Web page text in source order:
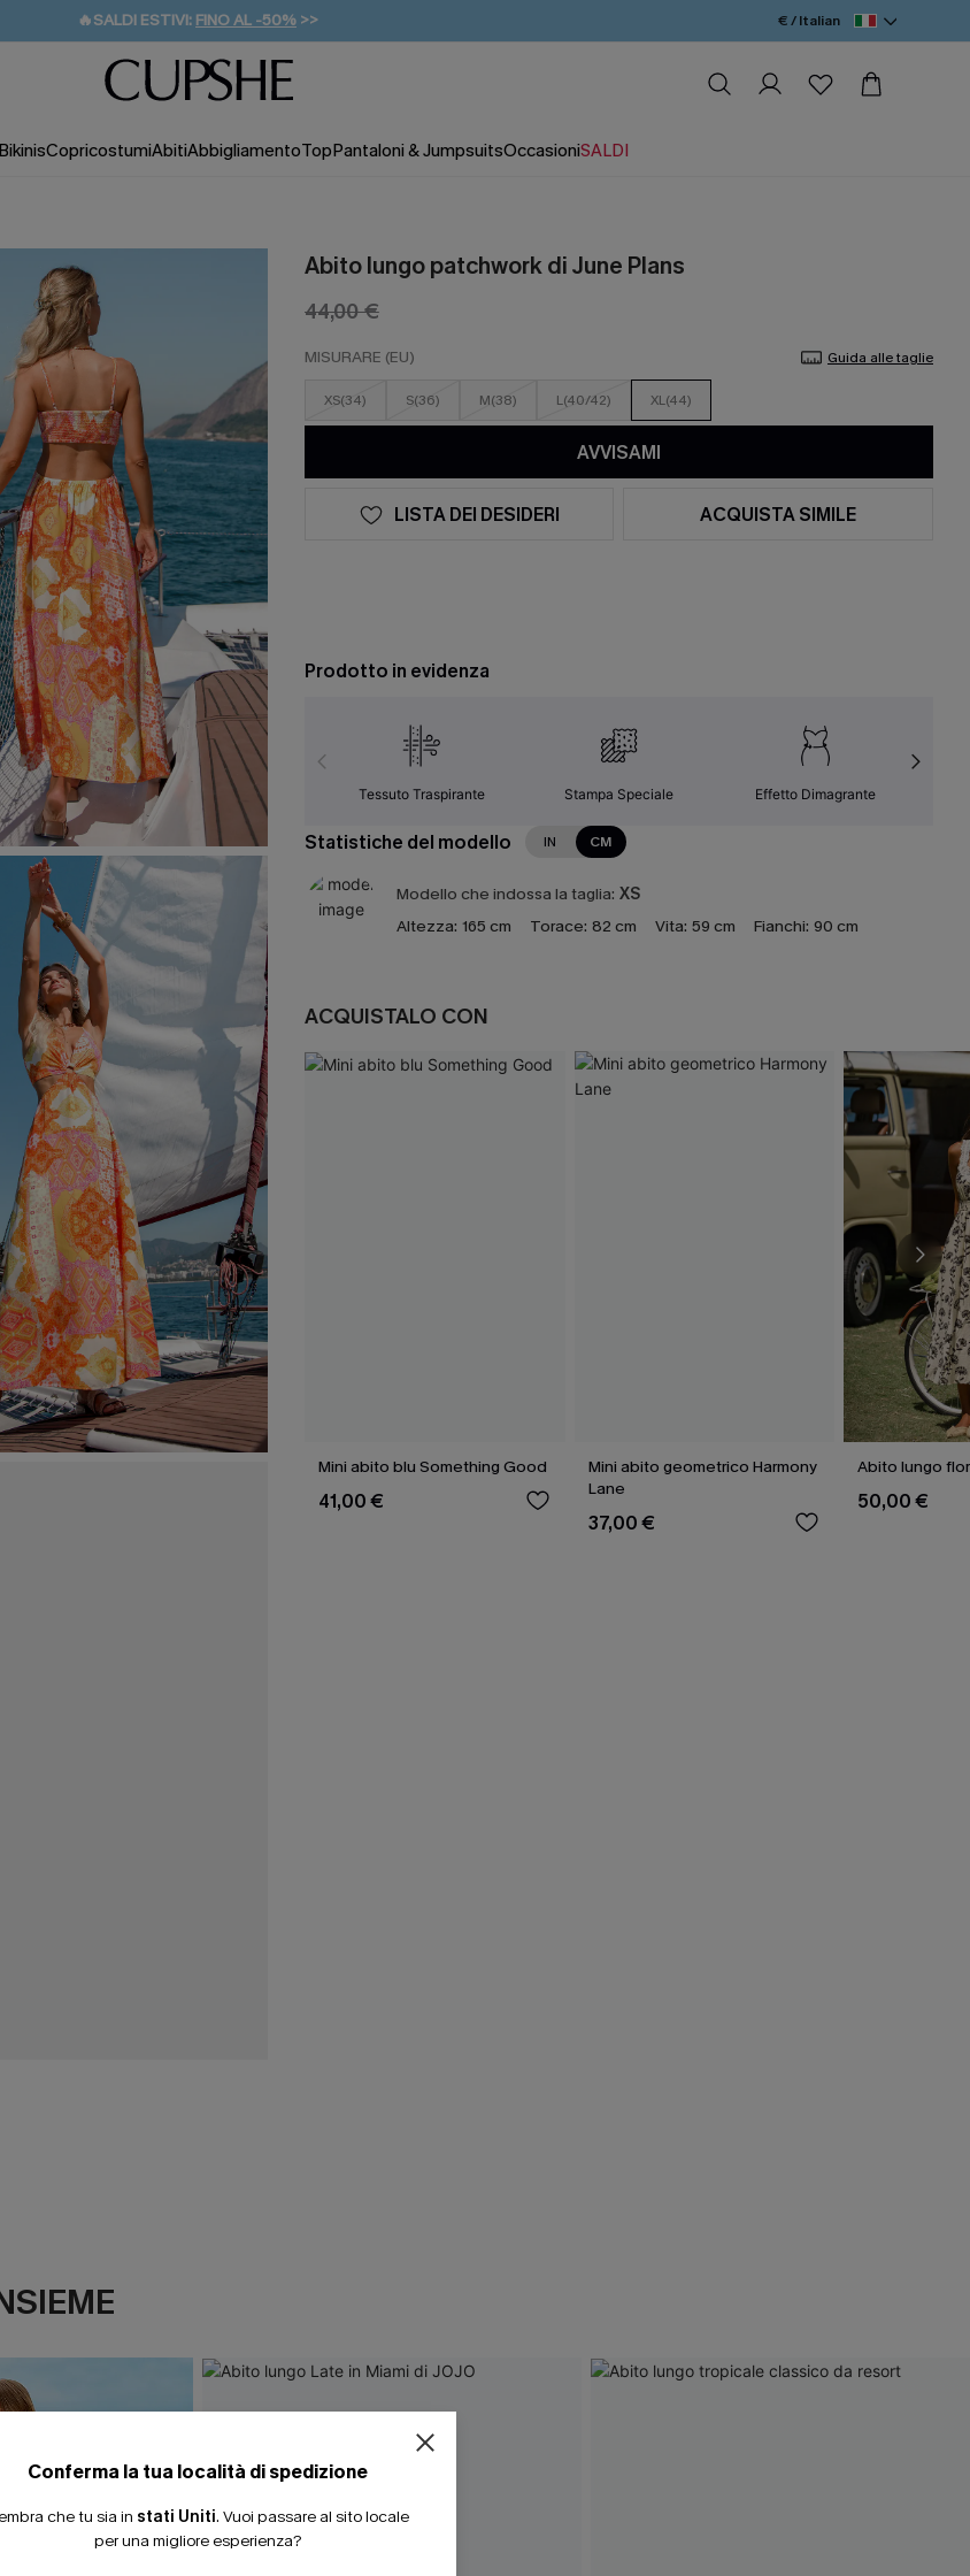
🔥SALDI ESTIVI: FINO AL -50% >>
🚚SPEDIZIONE GRATUITA DA 49€
💌REGALO PER I NUOVI: 20% DI SCONTO*
€ / Italian
BikinisCopricostumiAbitiAbbigliamentoTopPantaloni & JumpsuitsOccasioniSALDI
Abito lungo patchwork di June Plans
44,00 €
MISURARE (EU) Guida alle taglie
XS(34) S(36) M(38) L(40/42) XL(44)
AVVISAMI
LISTA DEI DESIDERI ACQUISTA SIMILE
Prodotto in evidenza
Tessuto Traspirante Stampa Speciale Effetto Dimagrante
Statistiche del modello IN CM
Modello che indossa la taglia: XS
Altezza: 165 cm Torace: 82 cm Vita: 59 cm Fianchi: 90 cm
ACQUISTALO CON
Mini abito blu Something Good
41,00 €
Mini abito geometrico Harmony
Lane
37,00 €
Abito lungo
50,00 €
Conferma la tua località di spedizione
che tu sia in stati Uniti. Vuoi passare al sito locale
per una migliore esperienza?
20% DI SCONTO SU 2 O PIÙ ARTICOLI